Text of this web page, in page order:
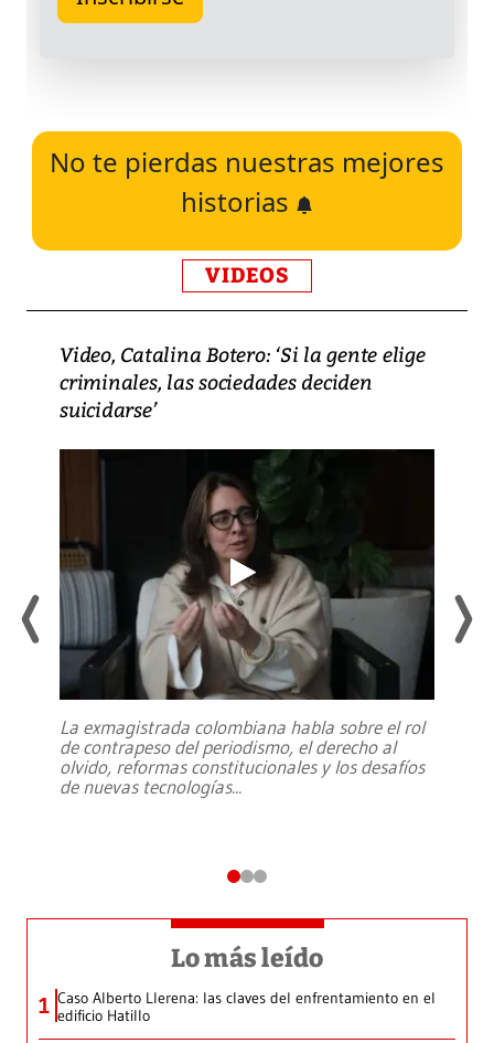
No te pierdas nuestras mejores
historias
VIDEOS
Video, Catalina Botero: ‘Si la gente elige
criminales, las sociedades deciden
suicidarse’
La exmagistrada colombiana habla sobre el rol
de contrapeso del periodismo, el derecho al
olvido, reformas constitucionales y los desafíos
de nuevas tecnologías...
Lo más leído
1 Caso Alberto Llerena: las claves del enfrentamiento en el
edificio Hatillo